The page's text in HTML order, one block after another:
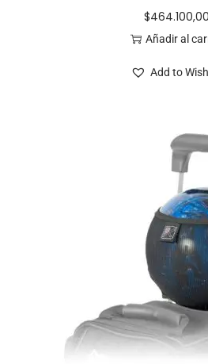
$464.100,00
Añadir al
Add to